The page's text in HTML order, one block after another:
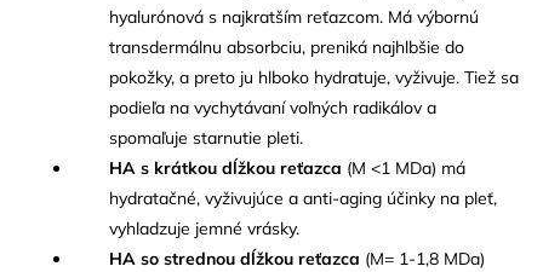
hyalurónová s najkratším reťazcom. Má výbornú
transdermálnu absorbciu, preniká najhlbšie do
pokožky, a preto ju hlboko hydratuje, vyživuje. Tiež sa
podieľa na vychytávaní voľných radikálov a
spomaľuje starnutie pleti.
HA s krátkou dĺžkou reťazca (M <1 MDa) má
hydratačné, vyživujúce a anti-aging účinky na pleť,
vyhladzuje jemné vrásky.
HA so strednou dĺžkou reťazca (M= 1-1,8 MDa)